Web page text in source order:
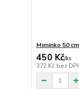
Miminko 50
450 Kč/ks
372 Kč bez